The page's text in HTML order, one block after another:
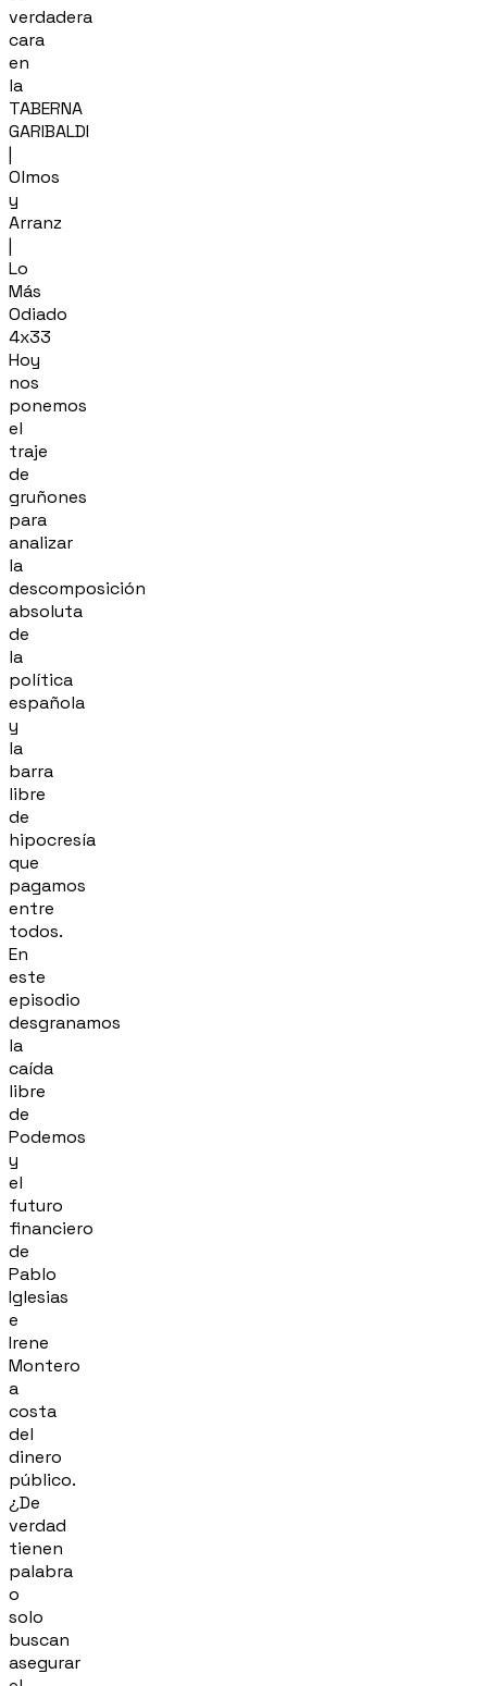
verdadera
cara
en
la
TABERNA
GARIBALDI
|
Olmos
y
Arranz
|
Lo
Más
Odiado
4x33
Hoy
nos
ponemos
el
traje
de
gruñones
para
analizar
la
descomposición
absoluta
de
la
política
española
y
la
barra
libre
de
hipocresía
que
pagamos
entre
todos.
En
este
episodio
desgranamos
la
caída
libre
de
Podemos
y
el
futuro
financiero
de
Pablo
Iglesias
e
Irene
Montero
a
costa
del
dinero
público.
¿De
verdad
tienen
palabra
o
solo
buscan
asegurar